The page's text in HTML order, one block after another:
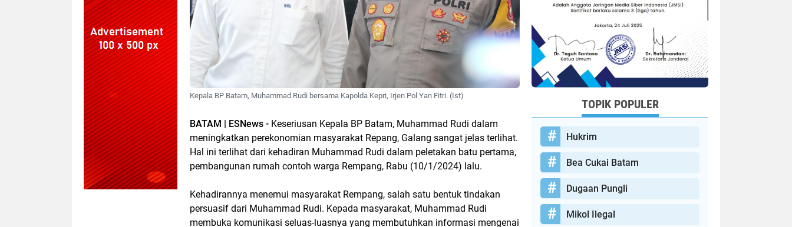
Kepala BP Batam, Muhammad Rudi bersama Kapolda Kepri, Irjen Pol Yan Fitri. (Ist)
BATAM | ESNews - Keseriusan Kepala BP Batam, Muhammad Rudi dalam
meningkatkan perekonomian masyarakat Repang, Galang sangat jelas terlihat.
Hal ini terlihat dari kehadiran Muhammad Rudi dalam peletakan batu pertama,
pembangunan rumah contoh warga Rempang, Rabu (10/1/2024) lalu.
Kehadirannya menemui masyarakat Rempang, salah satu bentuk tindakan
persuasif dari Muhammad Rudi. Kepada masyarakat, Muhammad Rudi
membuka komunikasi seluas-luasnya yang membutuhkan informasi mengenai
TOPIK POPULER
Hukrim
Bea Cukai Batam
Dugaan Pungli
Mikol Ilegal